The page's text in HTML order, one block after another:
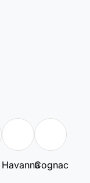
HavannaCognac